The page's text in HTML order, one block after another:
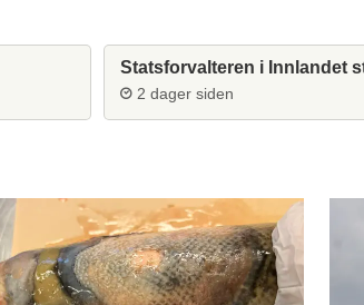
Statsforvalteren i Innlandet
2 dager siden